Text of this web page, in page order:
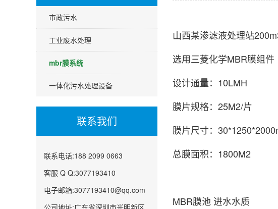
市政污水
工业废水处理
mbr膜系统
一体化污水处理设备
联系我们
联系电话:188 2099 0663
客服 Q Q:3077193410
电子邮箱:3077193410@qq.com
公司地址:广东省深圳市光明新区
山西某渗滤液处理站
选用三菱化学MBR膜组件
设计通量：10LMH
膜片规格：25M2/片
膜片尺寸：
总膜面积：1800M2
MBR膜池 进水水质